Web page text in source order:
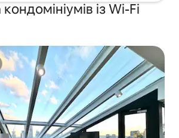
із Wi-Fi